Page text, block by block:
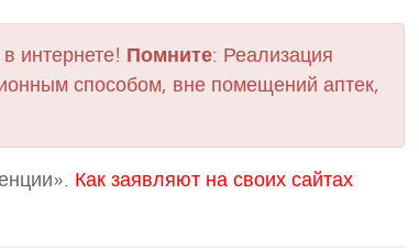
интернете! Помните: Реализация
способом, вне помещений аптек,
Как заявляют на своих сайтах